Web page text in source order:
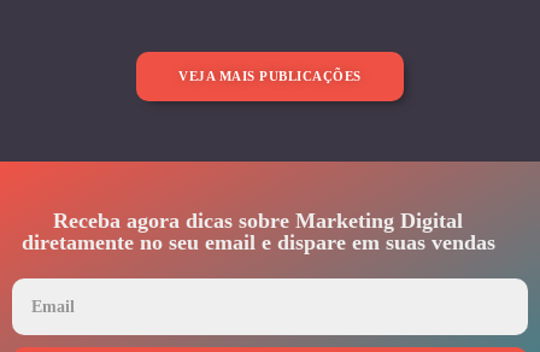
VEJA MAIS PUBLICAÇÕES
Receba agora dicas sobre Marketing Digital
diretamente no seu email e dispare em suas vendas